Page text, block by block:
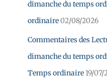
dimanche du temps
ordinaire02/08/2026
Commentaires des
dimanche du temps
Temps ordinaire 19/07/